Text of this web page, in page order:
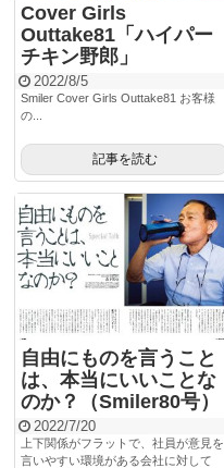
Cover Girls
Outtake81「ハイパー
チキン野郎」
2022/8/5
Smiler Cover Girls Outtake81 お客様
の...
記事を読む
自由にものを言うこと
は、本当にいいことな
のか？（Smiler80号）
2022/7/20
上下関係がフラットで、社員が意見を
言いやすい環境がある会社に対して